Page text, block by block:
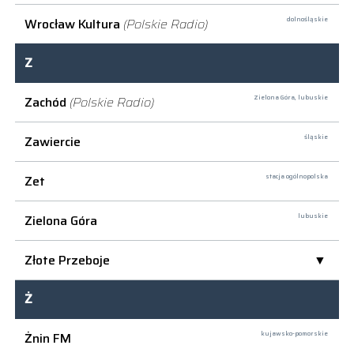
Wrocław Kultura (Polskie Radio) dolnośląskie
Z
Zachód (Polskie Radio) Zielona Góra, lubuskie
Zawiercie śląskie
Zet stacja ogólnopolska
Zielona Góra lubuskie
Złote Przeboje
Ż
Żnin FM
kujawsko-pomorskie